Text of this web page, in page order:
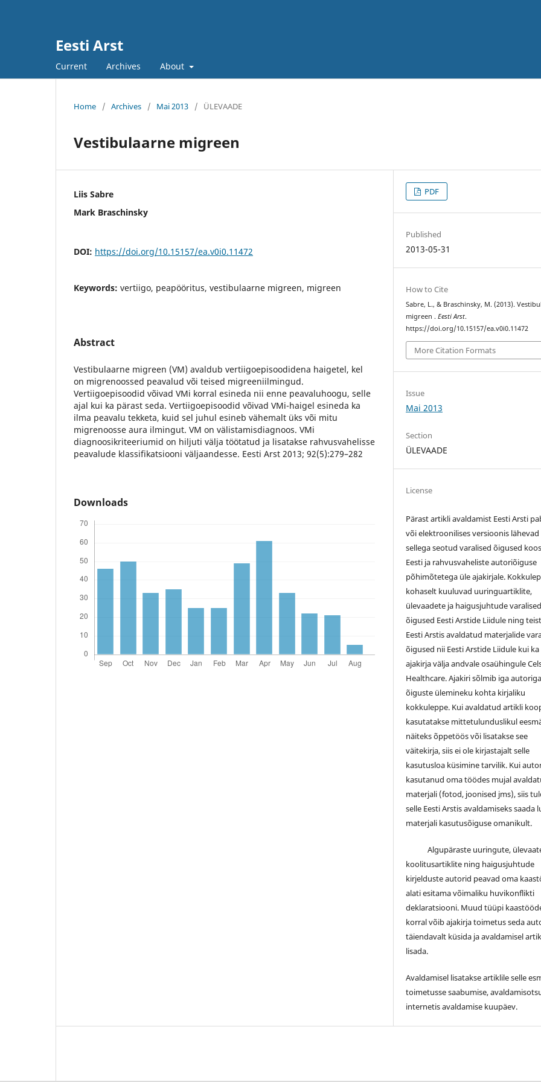
Eesti Arst
Current Archives About
Home / Archives / Mai 2013 / ÜLEVAADE
Vestibulaarne migreen
Liis Sabre
Mark Braschinsky
DOI: https://doi.org/10.15157/ea.v0i0.11472
Keywords: vertiigo, peapööritus, vestibulaarne migreen, migreen
Abstract
Vestibulaarne migreen (VM) avaldub vertiigoepisoodidena haigetel, kel
on migrenoossed peavalud või teised migreeniilmingud.
Vertiigoepisoodid võivad VMi korral esineda nii enne peavaluhoogu, selle
ajal kui ka pärast seda. Vertiigoepisoodid võivad VMi-haigel esineda ka
ilma peavalu tekketa, kuid sel juhul esineb vähemalt üks või mitu
migrenoosse aura ilmingut. VM on välistamisdiagnoos. VMi
diagnoosikriteeriumid on hiljuti välja töötatud ja lisatakse rahvusvahelisse
peavalude klassifikatsiooni väljaandesse. Eesti Arst 2013; 92(5):279–282
Downloads
PDF
Published
2013-05-31
How to Cite
Sabre, L., & Braschinsky, M. (2013).
migreen .Eesti Arst.
https://doi.org/10.15157/ea.v0i0.11472
More Citation Formats
Issue
Mai 2013
Section
ÜLEVAADE
License
Pärast artikli avaldamist Eesti Arsti
või elektroonilises versioonis lähevad
sellega seotud varalised õigused
Eesti ja rahvusvaheliste autoriõiguse
põhimõtetega üle ajakirjale.
kohaselt kuuluvad uuringuartiklite,
ülevaadete ja haigusjuhtude varalised
õigused Eesti Arstide Liidule ning
Eesti Arstis avaldatud materjalide
õigused nii Eesti Arstide Liidule kui ka
ajakirja välja andvale osaühingule
Healthcare. Ajakiri sõlmib iga autoriga
õiguste ülemineku kohta kirjaliku
kokkuleppe. Kui avaldatud artikli
kasutatakse mittetulunduslikul
näiteks õppetöös või lisatakse see
väitekirja, siis ei ole kirjastajalt selle
kasutusloa küsimine tarvilik. Kui
kasutanud oma töödes mujal
materjali (fotod, joonised jms), siis
selle Eesti Arstis avaldamiseks saada
materjali kasutusõiguse omanikult.
Algupäraste uuringute,
koolitusartiklite ning haigusjuhtude
kirjelduste autorid peavad oma
alati esitama võimaliku huvikonflikti
deklaratsiooni. Muud tüüpi
korral võib ajakirja toimetus seda
täiendavalt küsida ja avaldamisel
lisada.
Avaldamisel lisatakse artiklile selle
toimetusse saabumise,
internetis avaldamise kuupäev.